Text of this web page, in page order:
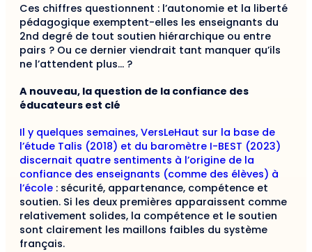
Ces chiffres questionnent : l’autonomie et la liberté
pédagogique exemptent-elles les enseignants du
2nd degré de tout soutien hiérarchique ou entre
pairs ? Ou ce dernier viendrait tant manquer qu’ils
ne l’attendent plus… ?
A nouveau, la question de la confiance des
éducateurs est clé
Il y quelques semaines, VersLeHaut sur la base de
l’étude Talis (2018) et du baromètre I-BEST (2023)
discernait quatre sentiments à l’origine de la
confiance des enseignants (comme des élèves) à
l’école : sécurité, appartenance, compétence et
soutien. Si les deux premières apparaissent comme
relativement solides, la compétence et le soutien
sont clairement les maillons faibles du système
français.